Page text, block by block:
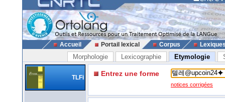
Accueil Portail lexical Corpus
Morphologie Lexicographie Etymologie
TLFi Entrez une forme
notices corrigées